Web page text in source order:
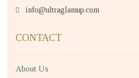
info@ultraglamup.com
CONTACT
About Us